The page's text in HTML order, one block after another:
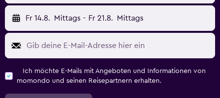
Fr 14.8. Mittags - Fr 21.8. Mittags
Ich möchte E-Mails mit Angeboten und Informationen von
momondo und seinen Reisepartnern erhalten.